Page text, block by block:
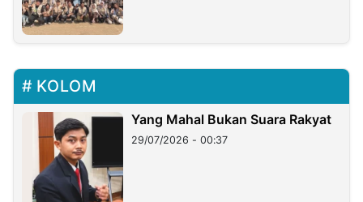
KOLOM
Yang Mahal Bukan Suara Rakyat
29/07/2026 - 00:37